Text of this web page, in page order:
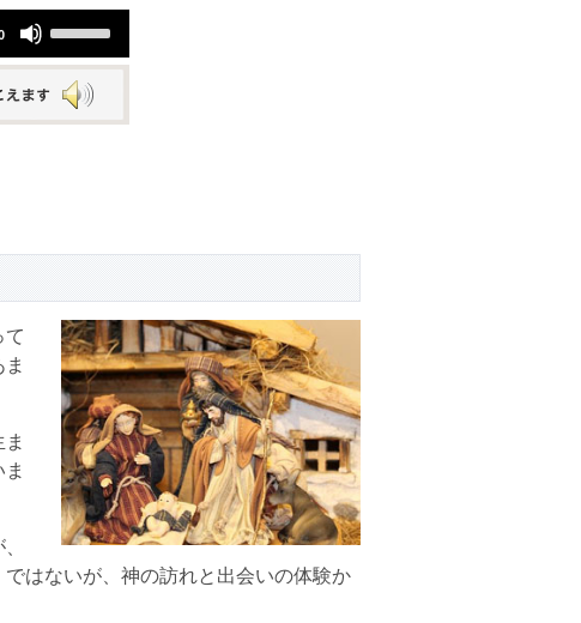
Arrow
keys
volume.
はないが、神の訪れと出会いの体験か